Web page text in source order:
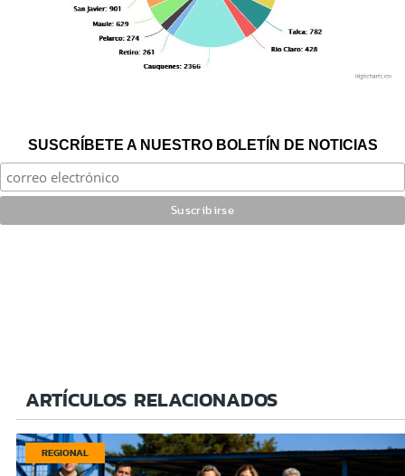
SUSCRÍBETE A NUESTRO BOLETÍN DE NOTICIAS
ARTÍCULOS RELACIONADOS
REGIONAL